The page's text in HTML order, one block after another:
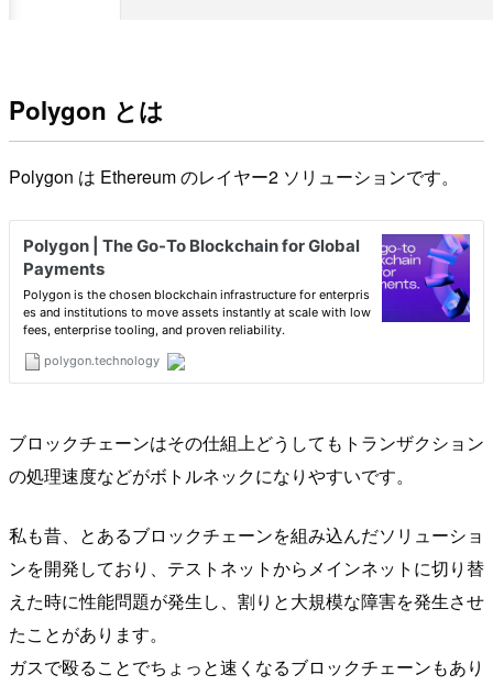
Polygon とは
Polygon は Ethereum のレイヤー2 ソリューションです。
ブロックチェーンはその仕組上どうしてもトランザクション
の処理速度などがボトルネックになりやすいです。
私も昔、とあるブロックチェーンを組み込んだソリューショ
ンを開発しており、テストネットからメインネットに切り替
えた時に性能問題が発生し、割りと大規模な障害を発生させ
たことがあります。
ガスで殴ることでちょっと速くなるブロックチェーンもあり